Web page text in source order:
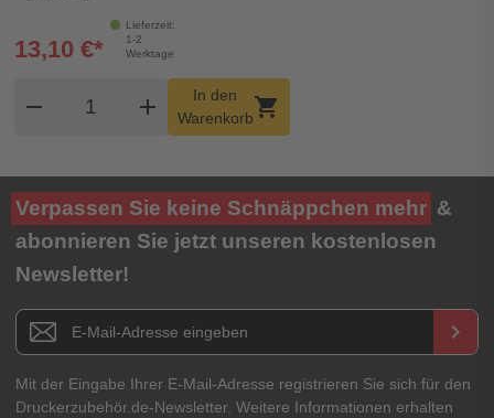
Lieferzeit:
1-2
Werktage
13,10 €*
remove
Produkt Warenkorb Menge
add
In den
Warenkorbshopping_cart
Verpassen Sie keine Schnäppchen mehr &
abonnieren Sie jetzt unseren kostenlosen
Newsletter!
Newsletter E-Mail Adresse keyboard_arrow_right
Mit der Eingabe Ihrer E-Mail-Adresse registrieren Sie sich für den
Druckerzubehör.de-Newsletter. Weitere Informationen erhalten